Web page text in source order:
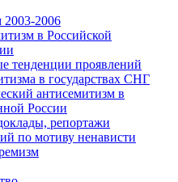
2006
в Российской
тенденции проявлений
в государствах СНГ
антисемитизм в
России
репортажи
по мотиву ненависти